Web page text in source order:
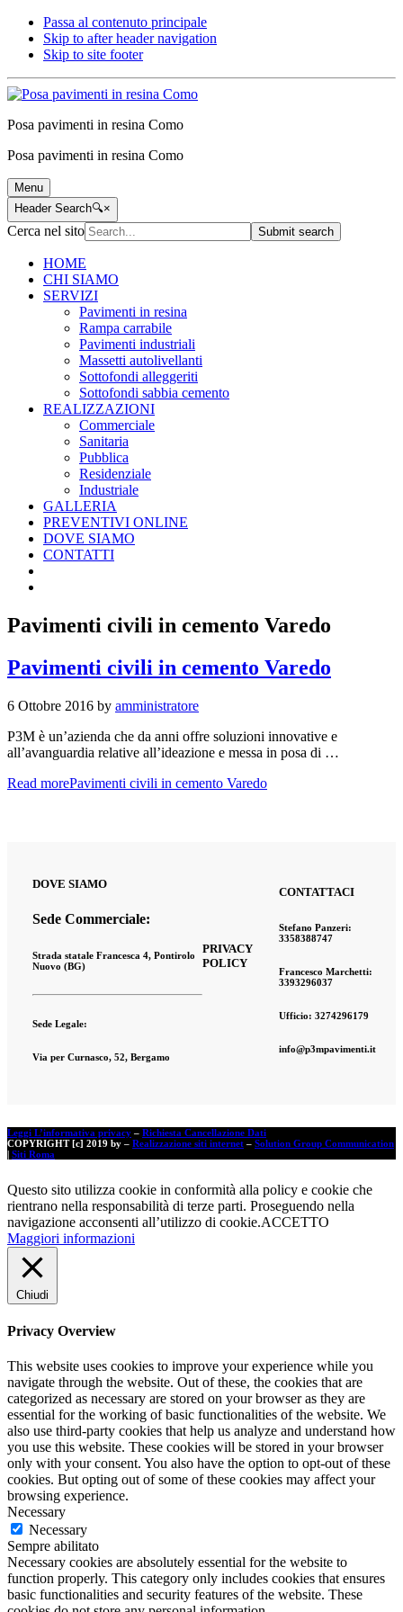
Passa al contenuto principale
Skip to after header navigation
Skip to site footer
Posa pavimenti in resina Como
Posa pavimenti in resina Como
Menu
Header Search🔍×
Cerca nel sito Submit search
HOME
CHI SIAMO
SERVIZI
Pavimenti in resina
Rampa carrabile
Pavimenti industriali
Massetti autolivellanti
Sottofondi alleggeriti
Sottofondi sabbia cemento
REALIZZAZIONI
Commerciale
Sanitaria
Pubblica
Residenziale
Industriale
GALLERIA
PREVENTIVI ONLINE
DOVE SIAMO
CONTATTI
Pavimenti civili in cemento Varedo
Pavimenti civili in cemento Varedo
6 Ottobre 2016 by amministratore
P3M è un’azienda che da anni offre soluzioni innovative e
all’avanguardia relative all’ideazione e messa in posa di …
Read morePavimenti civili in cemento Varedo
DOVE SIAMO
Sede Commerciale:
Strada statale Francesca 4, Pontirolo
Nuovo (BG)
Sede Legale:
Via per Curnasco, 52, Bergamo
PRIVACY
POLICY
CONTATTACI
Stefano Panzeri:
3358388747
Francesco Marchetti:
3393296037
Ufficio: 3274296179
info@p3mpavimenti.it
Leggi L’informativa privacy – Richiesta Cancellazione Dati
COPYRIGHT [c] 2019 by – Realizzazione siti internet – Solution Group Communication
| Siti Roma
Questo sito utilizza cookie in conformità alla policy e cookie che
rientrano nella responsabilità di terze parti. Proseguendo nella
navigazione acconsenti all’utilizzo di cookie.ACCETTO
Maggiori informazioni
Chiudi
Privacy Overview
This website uses cookies to improve your experience while you
navigate through the website. Out of these, the cookies that are
categorized as necessary are stored on your browser as they are
essential for the working of basic functionalities of the website. We
also use third-party cookies that help us analyze and understand how
you use this website. These cookies will be stored in your browser
only with your consent. You also have the option to opt-out of these
cookies. But opting out of some of these cookies may affect your
browsing experience.
Necessary
Necessary
Sempre abilitato
Necessary cookies are absolutely essential for the website to
function properly. This category only includes cookies that ensures
basic functionalities and security features of the website. These